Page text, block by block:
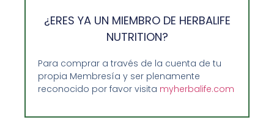
Opiniones de Clientes
Sobre Nosotros y Herbalife
Ventajas de Comprar en Enformaherbal.com
¿ERES YA UN MIEMBRO DE HERBALIFE
NUTRITION?
Para comprar a través de la cuenta de tu
propia Membresía y ser plenamente
reconocido por favor visita myherbalife.com